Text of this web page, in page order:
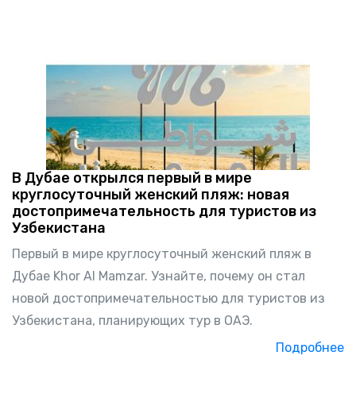
В Дубае открылся первый в мире
круглосуточный женский пляж: новая
достопримечательность для туристов из
Узбекистана
Первый в мире круглосуточный женский пляж в
Дубае Khor Al Mamzar. Узнайте, почему он стал
новой достопримечательностью для туристов из
Узбекистана, планирующих тур в ОАЭ.
Подробнее